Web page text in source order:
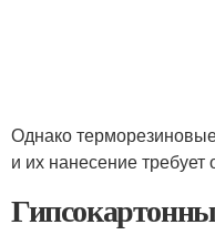
Однако
и их нанесение требует